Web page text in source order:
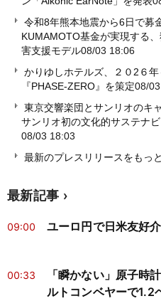
令和8年熊本地震から6日で募
KUMAMOTO基金が実現する
害支援モデル08/03 18:06
かりゆしホテルズ、２０2６
『PHASE‐ZERO』を策定08/
東京交響楽団とサンリオのキ
サンリオ初の文化的サステナ
08/03 18:03
最新のプレスリリースをもっ
最新記事
09:00 ユーロ円で日米友好
00:33
「瞬かない」原子
ルトコンベヤーで1.2